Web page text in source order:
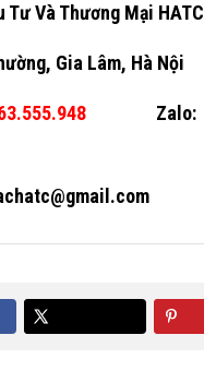
Tư Và Thương Mại HATC
Gia Lâm, Hà Nội
Zalo: